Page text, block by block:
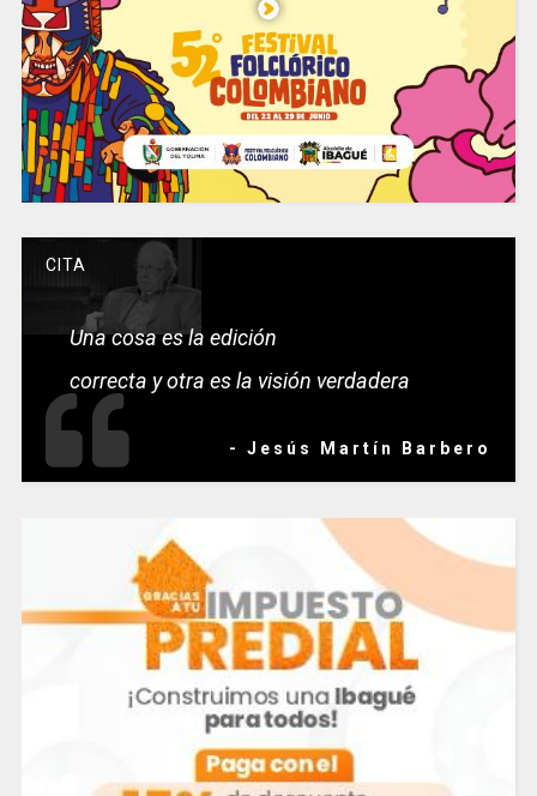
CITA
Una cosa es la edición
correcta y otra es la visión verdadera
- Jesús Martín Barbero